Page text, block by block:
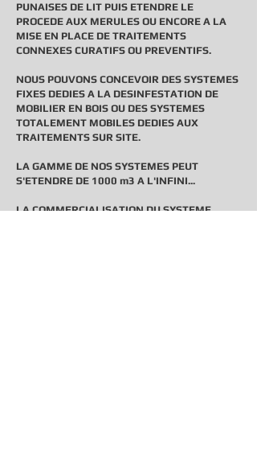
PUNAISES DE LIT PUIS ETENDRE LE
PROCEDE AUX MERULES OU ENCORE A LA
MISE EN PLACE DE TRAITEMENTS
CONNEXES CURATIFS OU PREVENTIFS.
NOUS POUVONS CONCEVOIR DES SYSTEMES
FIXES DEDIES A LA DESINFESTATION DE
MOBILIER EN BOIS OU DES SYSTEMES
TOTALEMENT MOBILES DEDIES AUX
TRAITEMENTS SUR SITE.
LA GAMME DE NOS SYSTEMES PEUT
S'ETENDRE DE 1000 m3 A L'INFINI...
LA COMMERCIALISATION DU SYSTEME